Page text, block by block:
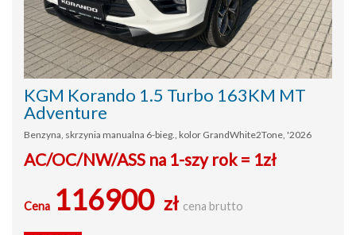
KGM Korando 1.5 Turbo 163KM MT
Adventure
Benzyna, skrzynia manualna 6-bieg., kolor GrandWhite2Tone, '2026
AC/OC/NW/ASS na 1-szy rok = 1zł
Cena 116900 zł cena brutto